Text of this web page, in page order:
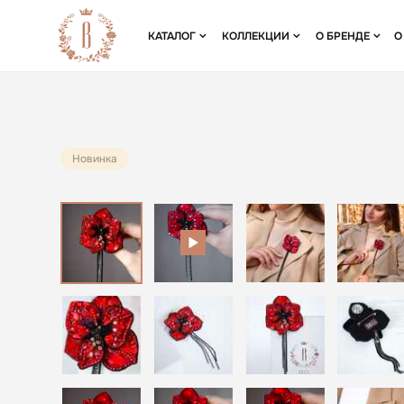
КАТАЛОГ КОЛЛЕКЦИИ О БРЕНДЕ О
Новинка